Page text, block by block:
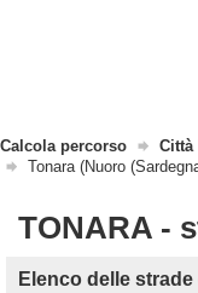
Calcola percorso
Città
Tonara (Nuoro
TONARA -
Elenco delle